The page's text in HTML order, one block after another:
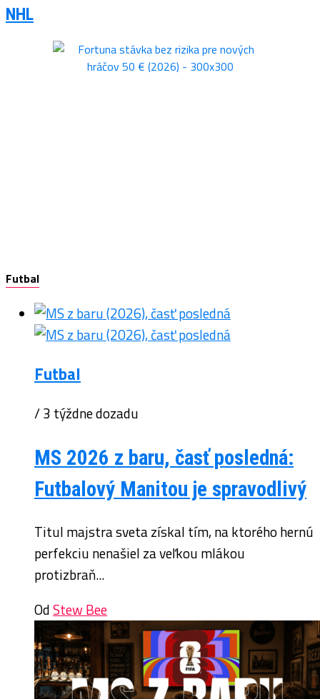
NHL
Futbal
Futbal
/ 3 týždne dozadu
MS 2026 z baru, časť posledná:
Futbalový Manitou je spravodlivý
Titul majstra sveta získal tím, na ktorého hernú
perfekciu nenašiel za veľkou mlákou
protizbraň...
OdStew Bee